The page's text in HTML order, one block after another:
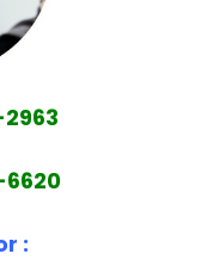
6620
: